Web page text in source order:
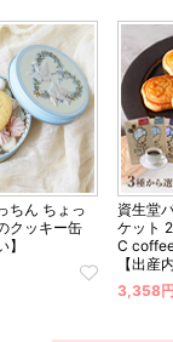
ちん ちょっ
クッキー缶
】
資生堂
ケット
C
【出産
3,358円